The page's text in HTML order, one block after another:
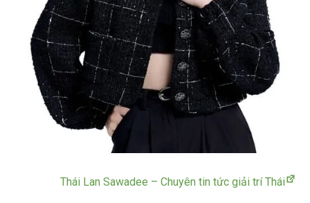
Thái Lan Sawadee – Chuyên tin tức giải trí Thái